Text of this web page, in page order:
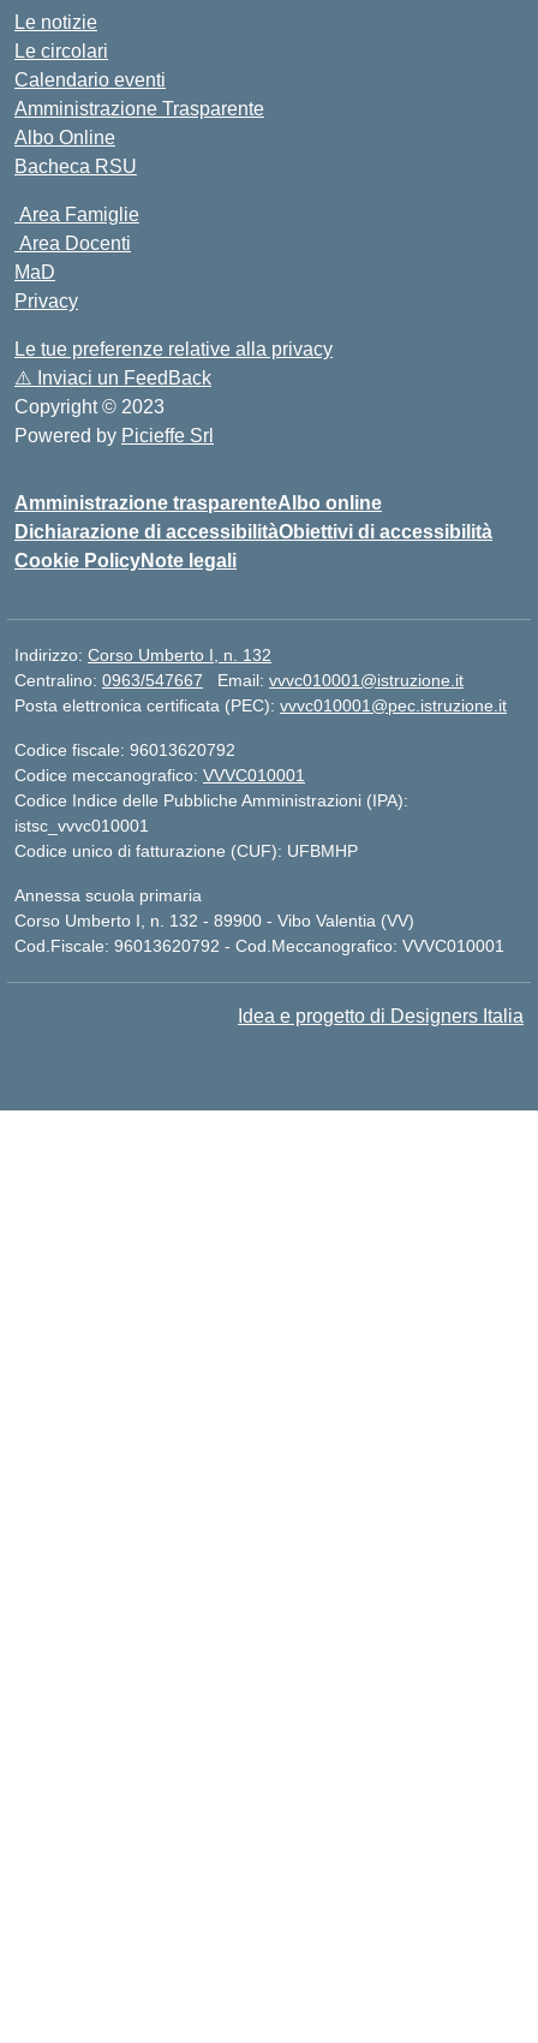
Le notizie
Le circolari
Calendario eventi
Amministrazione Trasparente
Albo Online
Bacheca RSU
Area Famiglie
Area Docenti
MaD
Privacy
Le tue preferenze relative alla privacy
⚠️ Inviaci un FeedBack
Copyright © 2023
Powered by Picieffe Srl
Amministrazione trasparenteAlbo online
Dichiarazione di accessibilitàObiettivi di accessibilità
Cookie PolicyNote legali
Indirizzo: Corso Umberto I, n. 132
Centralino: 0963/547667 Email: vvvc010001@istruzione.it
Posta elettronica certificata (PEC): vvvc010001@pec.istruzione.it
Codice fiscale: 96013620792
Codice meccanografico: VVVC010001
Codice Indice delle Pubbliche Amministrazioni (IPA):
istsc_vvvc010001
Codice unico di fatturazione (CUF): UFBMHP
Annessa scuola primaria
Corso Umberto I, n. 132 - 89900 - Vibo Valentia (VV)
Cod.Fiscale: 96013620792 - Cod.Meccanografico: VVVC010001
Idea e progetto di Designers Italia